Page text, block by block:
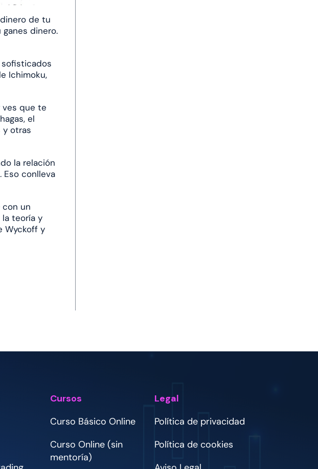
de tu
dinero.
Ichimoku,
ves que te
el
y otras
la relación
conlleva
un
la teoría y
Wyckoff y
Cursos
Curso Básico Online
Curso Online (sin
mentoría)
Legal
Política de privacidad
Política de cookies